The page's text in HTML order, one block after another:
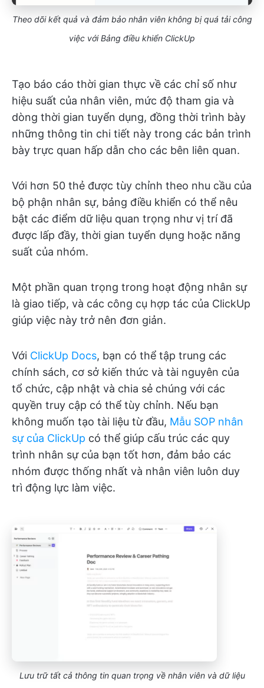
Theo dõi kết quả và đảm bảo nhân viên không bị quá tải công
việc với Bảng điều khiển ClickUp
Tạo báo cáo thời gian thực về các chỉ số như
hiệu suất của nhân viên, mức độ tham gia và
dòng thời gian tuyển dụng, đồng thời trình bày
những thông tin chi tiết này trong các bản trình
bày trực quan hấp dẫn cho các bên liên quan.
Với hơn 50 thẻ được tùy chỉnh theo nhu cầu của
bộ phận nhân sự, bảng điều khiển có thể nêu
bật các điểm dữ liệu quan trọng như vị trí đã
được lấp đầy, thời gian tuyển dụng hoặc năng
suất của nhóm.
Một phần quan trọng trong hoạt động nhân sự
là giao tiếp, và các công cụ hợp tác của ClickUp
giúp việc này trở nên đơn giản.
Với ClickUp Docs, bạn có thể tập trung các
chính sách, cơ sở kiến thức và tài nguyên của
tổ chức, cập nhật và chia sẻ chúng với các
quyền truy cập có thể tùy chỉnh. Nếu bạn
không muốn tạo tài liệu từ đầu, Mẫu SOP nhân
sự của ClickUp có thể giúp cấu trúc các quy
trình nhân sự của bạn tốt hơn, đảm bảo các
nhóm được thống nhất và nhân viên luôn duy
trì động lực làm việc.
Lưu trữ tất cả thông tin quan trọng về nhân viên và dữ liệu